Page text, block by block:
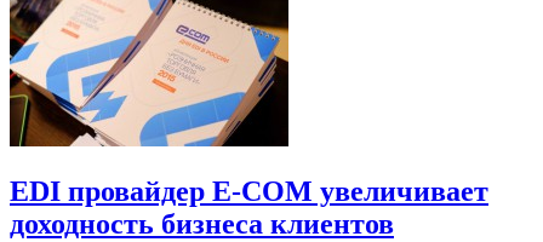
EDI провайдер E-COM увеличивает
доходность бизнеса клиентов